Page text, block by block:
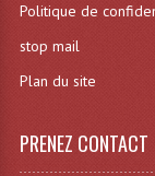
Politique de
stop mail
Plan du site
PRENEZ CONTACT